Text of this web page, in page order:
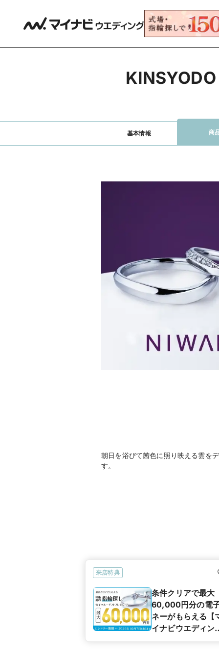
基本情報 商
朝日を浴びて茜色に照り映える雲を
す。
来店特典
条件クリアで最大
60,000円分の電
ネーがもらえる【
イナビウエディン